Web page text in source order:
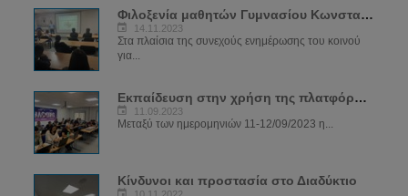
Φιλοξενία μαθητών Γυμνασίου Κωνσταντινουπόλεως
14.11.2023
Στα πλαίσια της συνεχούς ενημέρωσης του κοινού
για...
Εκπαίδευση στην χρήση της πλατφόρμας SIRIUS
11.09.2023
Μεταξύ των ημερομηνιών 11-12/09/2023 η...
Κίνδυνοι και προστασία στο Διαδύκτιο